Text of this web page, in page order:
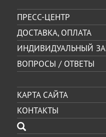
ПРЕСС-ЦЕНТР
ДОСТАВКА, ОПЛАТА
ИНДИВИДУАЛЬНЫЙ
ВОПРОСЫ / ОТВЕТЫ
КАРТА САЙТА
КОНТАКТЫ
АКРИЛАЙТ